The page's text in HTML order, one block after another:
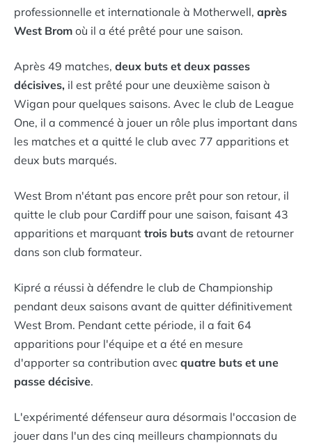
professionnelle et internationale à Motherwell, après
West Brom où il a été prêté pour une saison.
Après 49 matches, deux buts et deux passes
décisives, il est prêté pour une deuxième saison à
Wigan pour quelques saisons. Avec le club de League
One, il a commencé à jouer un rôle plus important dans
les matches et a quitté le club avec 77 apparitions et
deux buts marqués.
West Brom n'étant pas encore prêt pour son retour, il
quitte le club pour Cardiff pour une saison, faisant 43
apparitions et marquant trois buts avant de retourner
dans son club formateur.
Kipré a réussi à défendre le club de Championship
pendant deux saisons avant de quitter définitivement
West Brom. Pendant cette période, il a fait 64
apparitions pour l'équipe et a été en mesure
d'apporter sa contribution avec quatre buts et une
passe décisive.
L'expérimenté défenseur aura désormais l'occasion de
jouer dans l'un des cinq meilleurs championnats du